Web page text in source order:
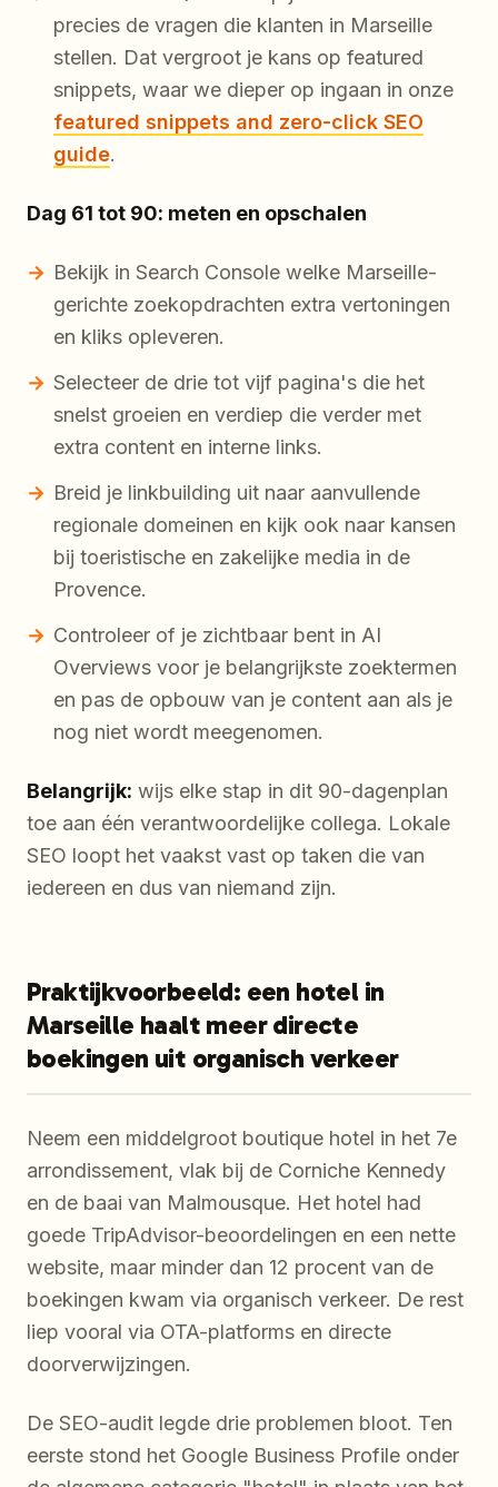
precies de vragen die klanten in Marseille
stellen. Dat vergroot je kans op featured
snippets, waar we dieper op ingaan in onze
featured snippets and zero-click SEO
guide.
Dag 61 tot 90: meten en opschalen
Bekijk in Search Console welke Marseille-
gerichte zoekopdrachten extra vertoningen
en kliks opleveren.
Selecteer de drie tot vijf pagina's die het
snelst groeien en verdiep die verder met
extra content en interne links.
Breid je linkbuilding uit naar aanvullende
regionale domeinen en kijk ook naar kansen
bij toeristische en zakelijke media in de
Provence.
Controleer of je zichtbaar bent in AI
Overviews voor je belangrijkste zoektermen
en pas de opbouw van je content aan als je
nog niet wordt meegenomen.
Belangrijk: wijs elke stap in dit 90-dagenplan
toe aan één verantwoordelijke collega. Lokale
SEO loopt het vaakst vast op taken die van
iedereen en dus van niemand zijn.
Praktijkvoorbeeld: een hotel in
Marseille haalt meer directe
boekingen uit organisch verkeer
Neem een middelgroot boutique hotel in het 7e
arrondissement, vlak bij de Corniche Kennedy
en de baai van Malmousque. Het hotel had
goede TripAdvisor-beoordelingen en een nette
website, maar minder dan 12 procent van de
boekingen kwam via organisch verkeer. De rest
liep vooral via OTA-platforms en directe
doorverwijzingen.
De SEO-audit legde drie problemen bloot. Ten
eerste stond het Google Business Profile onder